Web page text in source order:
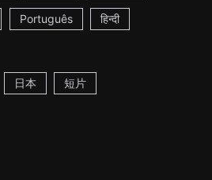
Português हिन्दी
日本 短片